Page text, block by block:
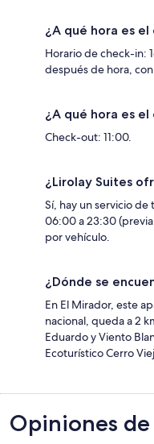
¿A qué hora es
Horario de check-in:
después de hora,
¿A qué hora es
Check-out: 11:00.
¿Lirolay Suites
Sí, hay un servicio
06:00 a 23:30
por vehículo.
¿Dónde se
En El Mirador, este
nacional, queda a 2
Eduardo y Viento
Ecoturístico Cerro
Opiniones
Opiniones